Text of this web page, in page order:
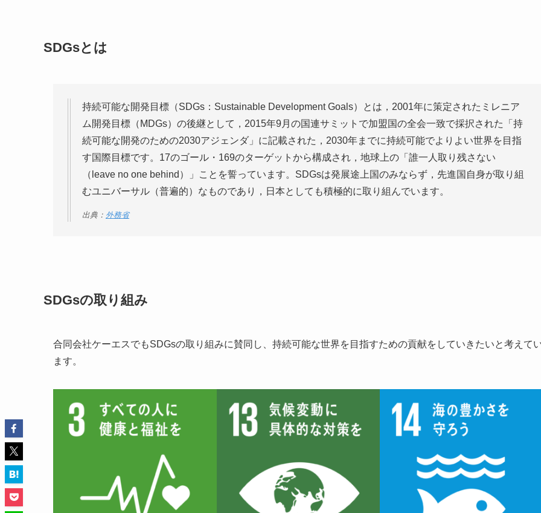
SDGsとは
持続可能な開発目標（SDGs：Sustainable Development Goals）とは，2001年に策定されたミレニア
ム開発目標（MDGs）の後継として，2015年9月の国連サミットで加盟国の全会一致で採択された「持
続可能な開発のための2030アジェンダ」に記載された，2030年までに持続可能でよりよい世界を目指
す国際目標です。17のゴール・169のターゲットから構成され，地球上の「誰一人取り残さない
（leave no one behind）」ことを誓っています。SDGsは発展途上国のみならず，先進国自身が取り組
むユニバーサル（普遍的）なものであり，日本としても積極的に取り組んでいます。
出典： 外務省
SDGsの取り組み
合同会社ケーエスでもSDGsの取り組みに賛同し、持続可能な世界を目指すための貢献をしていきたいと考えて
ます。